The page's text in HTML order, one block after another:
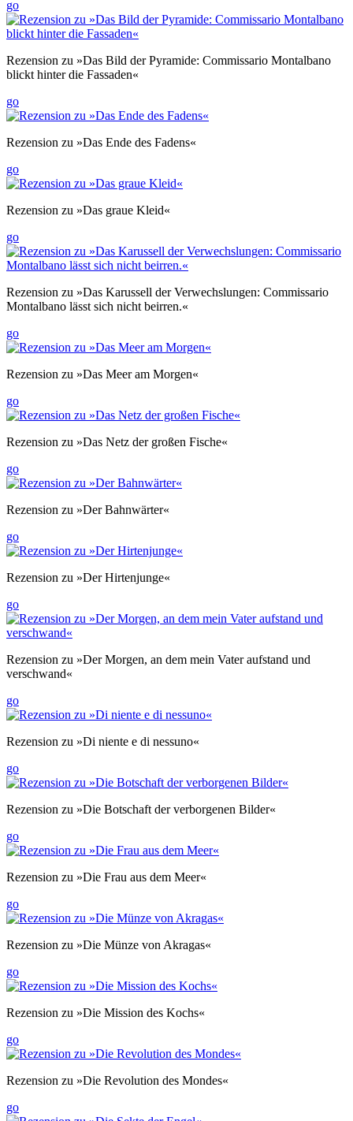
go
Rezension zu »Das Bild der Pyramide: Commissario Montalbano
blickt hinter die Fassaden«
go
Rezension zu »Das Ende des Fadens«
go
Rezension zu »Das graue Kleid«
go
Rezension zu »Das Karussell der Verwechslungen: Commissario
Montalbano lässt sich nicht beirren.«
go
Rezension zu »Das Meer am Morgen«
go
Rezension zu »Das Netz der großen Fische«
go
Rezension zu »Der Bahnwärter«
go
Rezension zu »Der Hirtenjunge«
go
Rezension zu »Der Morgen, an dem mein Vater aufstand und
verschwand«
go
Rezension zu »Di niente e di nessuno«
go
Rezension zu »Die Botschaft der verborgenen Bilder«
go
Rezension zu »Die Frau aus dem Meer«
go
Rezension zu »Die Münze von Akragas«
go
Rezension zu »Die Mission des Kochs«
go
Rezension zu »Die Revolution des Mondes«
go